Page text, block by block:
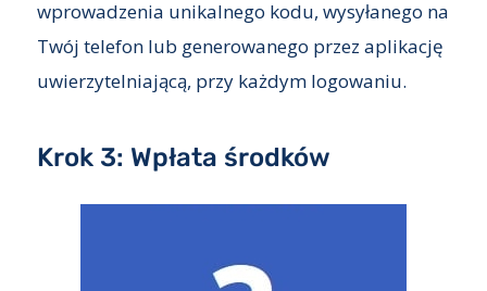
wprowadzenia unikalnego kodu, wysyłanego na
Twój telefon lub generowanego przez aplikację
uwierzytelniającą, przy każdym logowaniu.
Krok 3: Wpłata środków